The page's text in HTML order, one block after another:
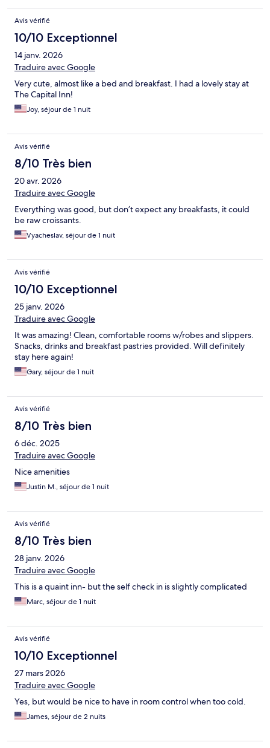
Avis vérifié
10/10 Exceptionnel
14 janv. 2026
Traduire avec Google
Very cute, almost like a bed and breakfast. I had a lovely stay at
The Capital Inn!
Joy, séjour de 1 nuit
Avis vérifié
8/10 Très bien
20 avr. 2026
Traduire avec Google
Everything was good, but don’t expect any breakfasts, it could
be raw croissants.
Vyacheslav, séjour de 1 nuit
Avis vérifié
10/10 Exceptionnel
25 janv. 2026
Traduire avec Google
It was amazing! Clean, comfortable rooms w/robes and slippers.
Snacks, drinks and breakfast pastries provided. Will definitely
stay here again!
Gary, séjour de 1 nuit
Avis vérifié
8/10 Très bien
6 déc. 2025
Traduire avec Google
Nice amenities
Justin M., séjour de 1 nuit
Avis vérifié
8/10 Très bien
28 janv. 2026
Traduire avec Google
This is a quaint inn- but the self check in is slightly complicated
Marc, séjour de 1 nuit
Avis vérifié
10/10 Exceptionnel
27 mars 2026
Traduire avec Google
Yes, but would be nice to have in room control when too cold.
James, séjour de 2 nuits